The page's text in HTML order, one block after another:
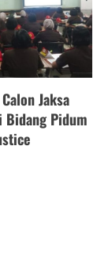
Jaksa
Bidang Pidum